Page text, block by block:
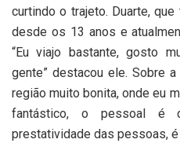
curtindo o trajeto. Duarte,
desde os 13 anos e
“Eu viajo bastante, gosto
gente” destacou ele. Sobre
região muito bonita, onde eu
fantástico, o pessoal é
prestatividade das pessoas, é